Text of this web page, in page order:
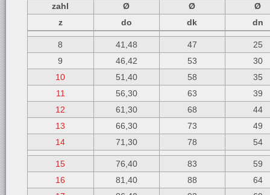
zahl
Ø Ø
Ø
z
do dk dn
8 41,48 47
25
9
46,42 53
30
10
51,40 58
35
11
56,30 63
39
12
61,30 68
44
13
66,30 73
49
14
71,30 78 54
15 76,40 83
59
16
81,40 88
64